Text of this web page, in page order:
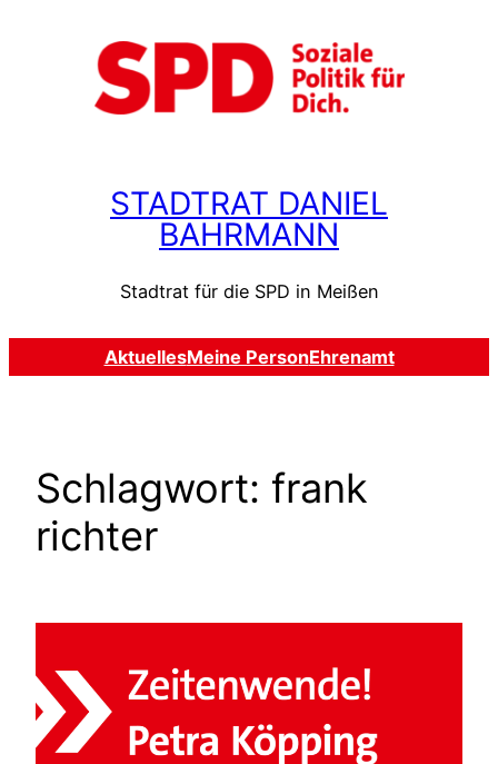
STADTRAT DANIEL
BAHRMANN
Stadtrat für die SPD in Meißen
AktuellesMeine PersonEhrenamt
Schlagwort: frank
richter